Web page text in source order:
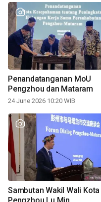
Penandatanganan MoU
Pengzhou dan Mataram
24 June 2026 10:20 WIB
Sambutan Wakil Wali Kota
Pengzhou Lu Min